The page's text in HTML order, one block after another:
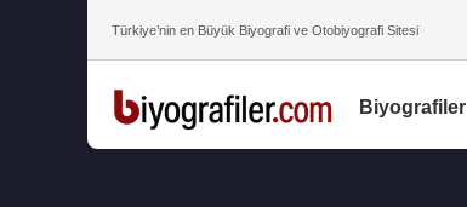
Türkiye’nin en Büyük Biyografi ve Otobiyografi Sitesi
Biyografiler